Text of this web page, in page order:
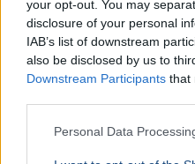
your opt-out. You may
disclosure of your personal
IAB’s list of downstream
also be disclosed by us to
Downstream Participants that
Personal Data
végleges vezetőt pedig
választják majd ki.
BELFÖLD 2026. augusztus 7.